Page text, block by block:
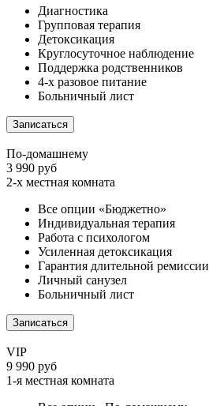
Диагностика
Групповая терапия
Детоксикация
Круглосуточное наблюдение
Поддержка родственников
4-х разовое питание
Больничный лист
Записаться
По-домашнему
3 990 руб
2-х местная комната
Все опции «Бюджетно»
Индивидуальная терапия
Работа с психологом
Усиленная детоксикация
Гарантия длительной ремиссии
Личный санузел
Больничный лист
Записаться
VIP
9 990 руб
1-я местная комната